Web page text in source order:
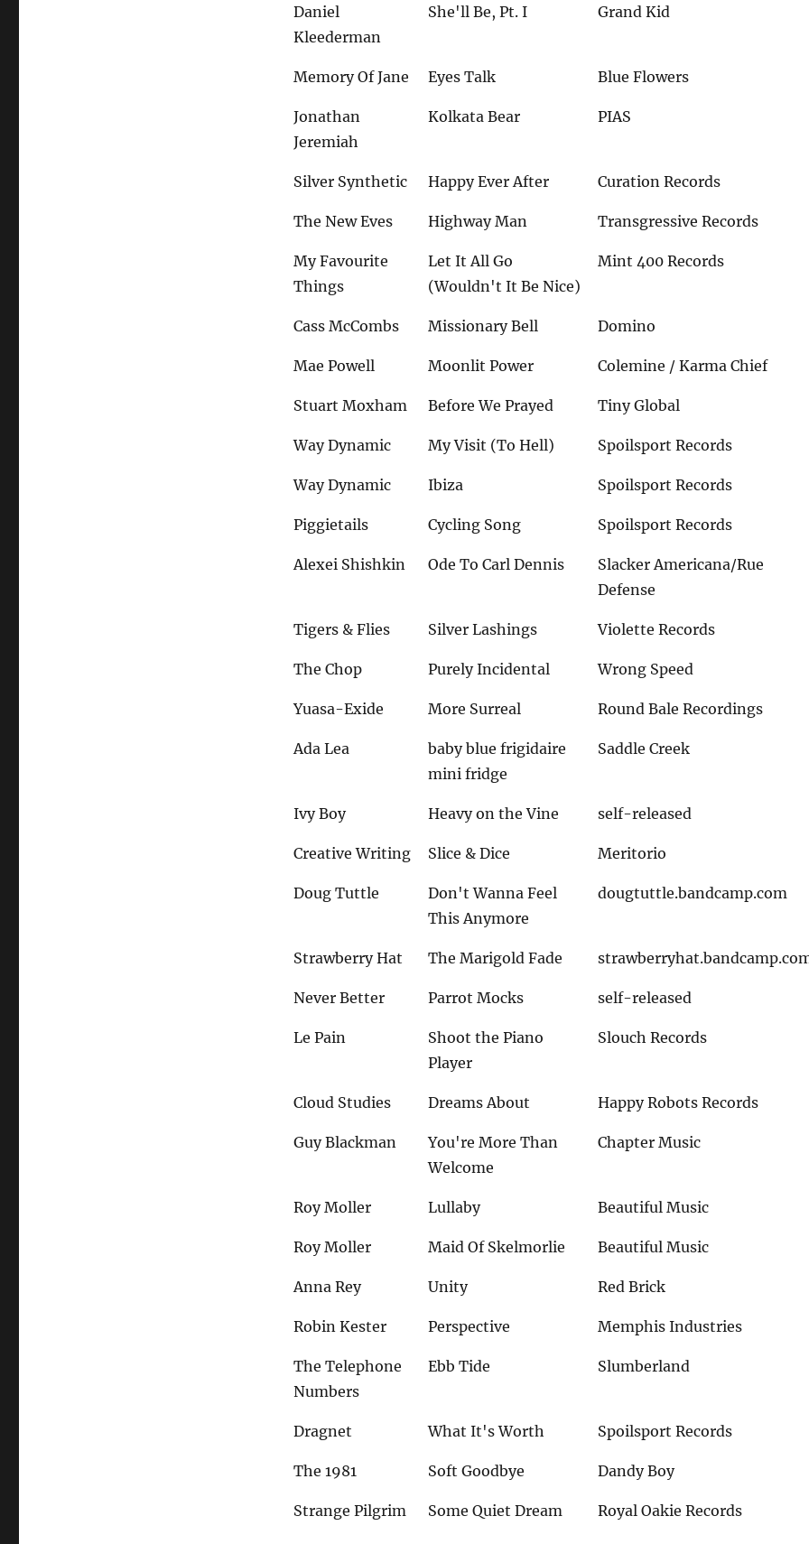
Daniel
Kleederman
She'll Be, Pt. I Grand Kid
Memory Of Jane Eyes Talk Blue Flowers
Jonathan
Jeremiah
Kolkata Bear PIAS
Silver Synthetic Happy Ever After Curation Records
The New Eves Highway Man Transgressive Records
My Favourite
Things
Let It All Go
(Wouldn't It Be Nice)
Mint 400 Records
Cass McCombs Missionary Bell Domino
Mae Powell Moonlit Power Colemine / Karma Chief
Stuart Moxham Before We Prayed Tiny Global
Way Dynamic My Visit (To Hell) Spoilsport Records
Way Dynamic Ibiza Spoilsport Records
Piggietails Cycling Song Spoilsport Records
Alexei Shishkin Ode To Carl Dennis
Slacker Americana/Rue
Defense
Tigers & Flies Silver Lashings Violette Records
The Chop Purely Incidental Wrong Speed
Yuasa-Exide More Surreal Round Bale Recordings
Ada Lea
baby blue frigidaire
mini fridge
Saddle Creek
Ivy Boy Heavy on the Vine self-released
Creative Writing Slice & Dice Meritorio
Doug Tuttle
Don't Wanna Feel
This Anymore
dougtuttle.bandcamp.com
Strawberry Hat The Marigold Fade
Never Better Parrot Mocks self-released
Le Pain
Shoot the Piano
Player
Slouch Records
Cloud Studies Dreams About Happy Robots Records
Guy Blackman
You're More Than
Welcome
Chapter Music
Roy Moller Lullaby Beautiful Music
Roy Moller Maid Of Skelmorlie Beautiful Music
Anna Rey Unity Red Brick
Robin Kester Perspective Memphis Industries
The Telephone
Numbers
Ebb Tide Slumberland
Dragnet What It's Worth Spoilsport Records
The 1981 Soft Goodbye Dandy Boy
Strange Pilgrim Some Quiet Dream Royal Oakie Records